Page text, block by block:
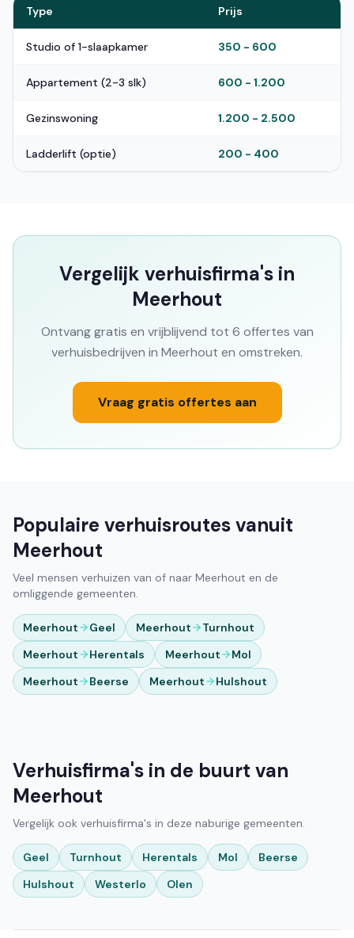
Type Prijs
Studio of 1-slaapkamer 350 - 600
Appartement (2-3 slk) 600 - 1.200
Gezinswoning 1.200 - 2.500
Ladderlift (optie) 200 - 400
Vergelijk verhuisfirma's in
Meerhout
Ontvang gratis en vrijblijvend tot 6 offertes van
verhuisbedrijven in Meerhout en omstreken.
Vraag gratis offertes aan
Populaire verhuisroutes vanuit
Meerhout
Veel mensen verhuizen van of naar Meerhout en de
omliggende gemeenten.
Meerhout Geel Meerhout
Turnhout
Meerhout
Herentals Meerhout
Mol
Meerhout
Beerse Meerhout Hulshout
Verhuisfirma's in de buurt van
Meerhout
Vergelijk ook verhuisfirma's in deze naburige gemeenten.
Geel Turnhout Herentals Mol
Beerse
Hulshout
Westerlo Olen